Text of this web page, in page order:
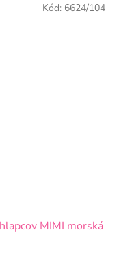
MIMI morská
Kód: 6624/104